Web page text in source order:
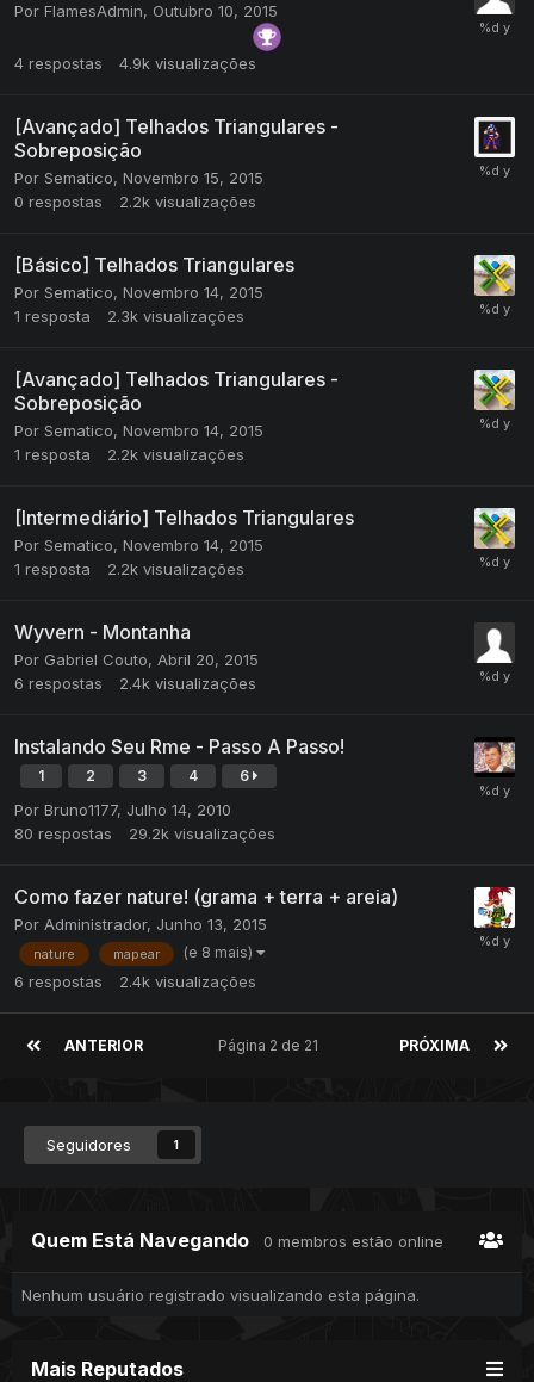
Por FlamesAdmin, Outubro 10, 2015
4 respostas 4.9k visualizações
[Avançado] Telhados Triangulares -
Sobreposição
Por Sematico, Novembro 15, 2015
0 respostas 2.2k visualizações
[Básico] Telhados Triangulares
Por Sematico, Novembro 14, 2015
1 resposta 2.3k visualizações
[Avançado] Telhados Triangulares -
Sobreposição
Por Sematico, Novembro 14, 2015
1 resposta 2.2k visualizações
[Intermediário] Telhados Triangulares
Por Sematico, Novembro 14, 2015
1 resposta 2.2k visualizações
Wyvern - Montanha
Por Gabriel Couto, Abril 20, 2015
6 respostas 2.4k visualizações
Instalando Seu Rme - Passo A Passo!
1 2 3 4 6
Por Bruno1177, Julho 14, 2010
80 respostas 29.2k visualizações
Como fazer nature! (grama + terra + areia)
Por Administrador, Junho 13, 2015
nature mapear (e 8 mais)
6 respostas 2.4k visualizações
ANTERIOR PRÓXIMA
Página 2 de 21
Seguidores 1
Quem Está Navegando 0 membros estão online
Nenhum usuário registrado visualizando esta página.
Mais Reputados